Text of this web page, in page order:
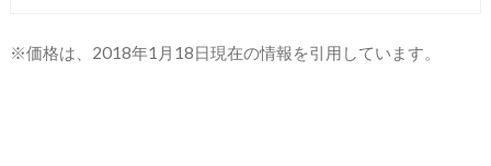
※価格は、2018年1月18日現在の情報を引用しています。